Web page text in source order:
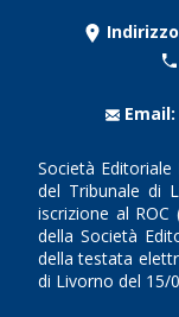
Email:
Società
del Tribunale di
iscrizione al
della Società
della testata
di Livorno del 15/